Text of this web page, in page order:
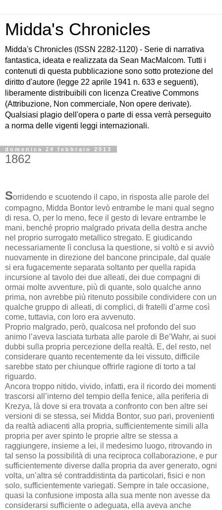
Midda's Chronicles
Midda's Chronicles (ISSN 2282-1120) - Serie di narrativa
fantastica, ideata e realizzata da Sean MacMalcom. Tutti i
contenuti di questa pubblicazione sono sotto protezione del
diritto d'autore (legge 22 aprile 1941 n. 633 e seguenti),
liberamente distribuibili con licenza Creative Commons
(Attribuzione, Non commerciale, Non opere derivate).
Qualsiasi plagio dell'opera o parte di essa verrà perseguito
a norma delle vigenti leggi internazionali.
domenica 24 febbraio 2013
1862
Sorridendo e scuotendo il capo, in risposta alle parole del
compagno, Midda Bontor levò entrambe le mani qual segno
di resa. O, per lo meno, fece il gesto di levare entrambe le
mani, benché proprio malgrado privata della destra anche
nel proprio surrogato metallico stregato. E giudicando
necessariamente lì conclusa la questione, si voltò e si avviò
nuovamente in direzione del bancone principale, dal quale
si era fugacemente separata soltanto per quella rapida
incursione al tavolo dei due alleati, dei due compagni di
ormai molte avventure, più di quante, solo qualche anno
prima, non avrebbe più ritenuto possibile condividere con un
qualche gruppo di alleati, di complici, di fratelli d’arme così
come, tuttavia, con loro era avvenuto.
Proprio malgrado, però, qualcosa nel profondo del suo
animo l’aveva lasciata turbata alle parole di Be’Wahr, ai suoi
dubbi sulla propria percezione della realtà. E, del resto, nel
considerare quanto recentemente da lei vissuto, difficile
sarebbe stato per chiunque offrirle ragione di torto a tal
riguardo.
Ancora troppo nitido, vivido, infatti, era il ricordo dei momenti
trascorsi all’interno del tempio della fenice, alla periferia di
Krezya, là dove si era trovata a confronto con ben altre sei
versioni di se stessa, sei Midda Bontor, suo pari, provenienti
da realtà adiacenti alla propria, sufficientemente simili alla
propria per aver spinto le proprie altre se stessa a
raggiungere, insieme a lei, il medesimo luogo, ritrovando in
tal senso la possibilità di una reciproca collaborazione, e pur
sufficientemente diverse dalla propria da aver generato, ogni
volta, un’altra sé contraddistinta da particolari, fisici e non
solo, sufficientemente variegati. Sempre in tale occasione,
quasi la confusione imposta alla sua mente non avesse da
considerarsi sufficiente o adeguata, ella aveva anche